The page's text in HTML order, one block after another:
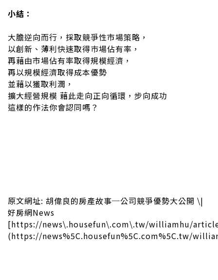
小結：
大膽逆向而行，採取競爭性市場策略，
以創新、薄利快速取得巿場佔有率，
再藉由市場佔有率取得規模經濟，
再以規模經濟取得成本優勢
並藉以獲取利潤，
擴大經營規模 藉此走向正向循環，步向成功
這樣的作法你會認同嗎？
原文網址: 胡偉良的房產故事─公司競爭優勢大公開 \|
好房網News
[https://news\.housefun\.com\.tw/williamhu/
(https://news%5C.housefun%5C.com%5C.tw/